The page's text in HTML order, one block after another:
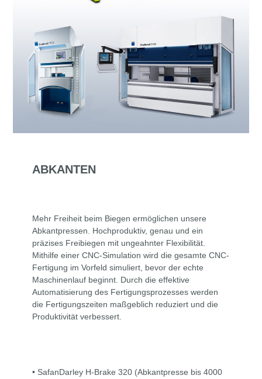
ABKANTEN
Mehr Freiheit beim Biegen ermöglichen unsere
Abkantpressen. Hochproduktiv, genau und ein
präzises Freibiegen mit ungeahnter Flexibilität.
Mithilfe einer CNC-Simulation wird die gesamte CNC-
Fertigung im Vorfeld simuliert, bevor der echte
Maschinenlauf beginnt. Durch die effektive
Automatisierung des Fertigungsprozesses werden
die Fertigungszeiten maßgeblich reduziert und die
Produktivität verbessert.
• SafanDarley H-Brake 320 (Abkantpresse bis 4000